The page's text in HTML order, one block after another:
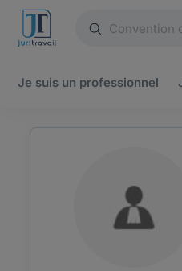
Je suis un professionnel